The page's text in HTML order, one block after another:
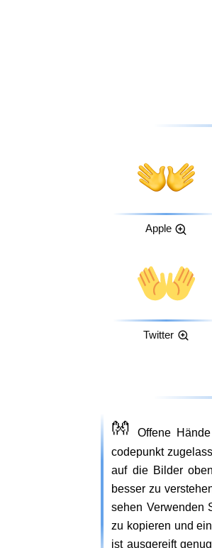
Apple
Twitter
👐 Offene
codepunkt
auf die Bilder
besser zu
sehen Verwenden
zu kopieren und
ist ausgereift